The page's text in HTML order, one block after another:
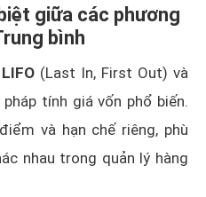
giữa các phương
bình
LIFO(Last In, First Out) và
tính giá vốn phổ biến.
và hạn chế riêng, phù
nhau trong quản lý hàng